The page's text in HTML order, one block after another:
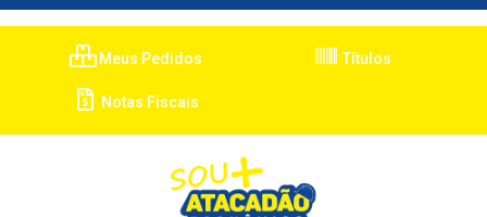
Meus Pedidos Títulos
Notas Fiscais